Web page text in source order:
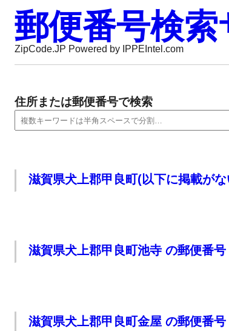
郵便番号検索
ZipCode.JP Powered by IPPEIntel.com
住所または郵便番号で検索
滋賀県犬上郡甲良町(以下に掲載が
滋賀県犬上郡甲良町池寺 の郵便番号
滋賀県犬上郡甲良町金屋 の郵便番号